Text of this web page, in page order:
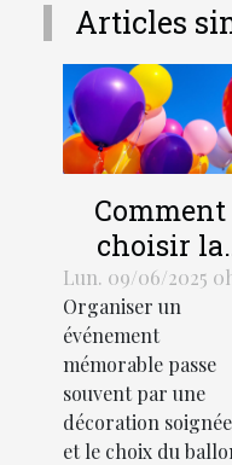
Articles
Comment
choisir la
taille et le
design d'un
ballon
pour votre
Lun. 09/06/2025
Organiser un
événement
mémorable passe
souvent par une
décoration
et le choix du